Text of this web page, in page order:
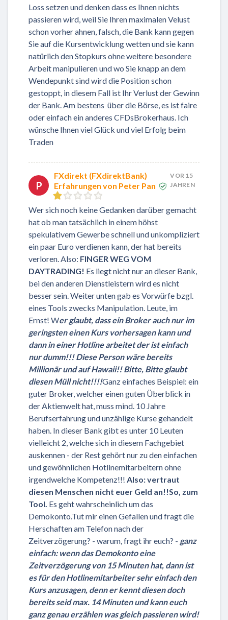
Loss setzen und denken dass es Ihnen nichts
passieren wird, weil Sie Ihren maximalen Velust
schon vorher ahnen, falsch, die Bank kann gegen
Sie auf die Kursentwicklung wetten und sie kann
natürlich den Stopkurs ohne weitere besondere
Arbeit manipulieren und wo Sie knapp an dem
Wendepunkt sind wird die Position schon
gestoppt, in diesem Fall ist Ihr Verlust der Gewinn
der Bank. Am bestens über die Börse, es ist faire
oder einfach ein anderes CFDsBrokerhaus. Ich
wünsche Ihnen viel Glück und viel Erfolg beim
Traden
P
FXdirekt (FXdirektBank)
Erfahrungen von Peter Pan
VOR 15
JAHREN
Wer sich noch keine Gedanken darüber gemacht
hat ob man tatsächlich in einem höhst
spekulativem Gewerbe schnell und unkompliziert
ein paar Euro verdienen kann, der hat bereits
verloren. Also: FINGER WEG VOM
DAYTRADING! Es liegt nicht nur an dieser Bank,
bei den anderen Dienstleistern wird es nicht
besser sein. Weiter unten gab es Vorwürfe bzgl.
eines Tools zwecks Manipulation. Leute, im
Ernst! Wer glaubt, dass ein Broker auch nur im
geringsten einen Kurs vorhersagen kann und
dann in einer Hotline arbeitet der ist einfach
nur dumm!!! Diese Person wäre bereits
Millionär und auf Hawaii!! Bitte, Bitte glaubt
diesen Müll nicht!!!!Ganz einfaches Beispiel: ein
guter Broker, welcher einen guten Überblick in
der Aktienwelt hat, muss mind. 10 Jahre
Berufserfahrung und unzählige Kurse gehandelt
haben. In dieser Bank gibt es unter 10 Leuten
vielleicht 2, welche sich in diesem Fachgebiet
auskennen - der Rest gehört nur zu den einfachen
und gewöhnlichen Hotlinemitarbeitern ohne
irgendwelche Kompetenz!!! Also: vertraut
diesen Menschen nicht euer Geld an!!So, zum
Tool. Es geht wahrscheinlich um das
Demokonto.Tut mir einen Gefallen und fragt die
Herschaften am Telefon nach der
Zeitverzögerung? - warum, fragt ihr euch? - ganz
einfach: wenn das Demokonto eine
Zeitverzögerung von 15 Minuten hat, dann ist
es für den Hotlinemitarbeiter sehr einfach den
Kurs anzusagen, denn er kennt diesen doch
bereits seid max. 14 Minuten und kann euch
ganz genau erzählen was gleich passieren wird!